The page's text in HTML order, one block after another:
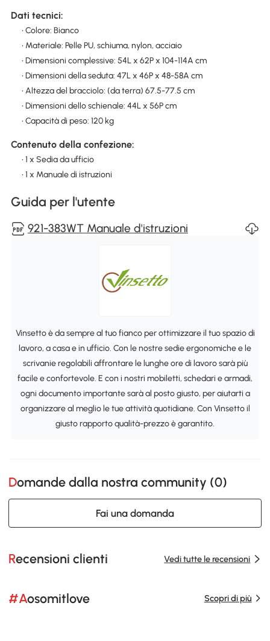
Dati tecnici:
• Colore: Bianco
• Materiale: Pelle PU, schiuma, nylon, acciaio
• Dimensioni complessive: 54L x 62P x 104-114A cm
• Dimensioni della seduta: 47L x 46P x 48-58A cm
• Altezza del bracciolo: (da terra) 67.5-77.5 cm
• Dimensioni dello schienale: 44L x 56P cm
• Capacità di peso: 120 kg
Contenuto della confezione:
• 1 x Sedia da ufficio
• 1 x Manuale di istruzioni
Guida per l'utente
921-383WT Manuale d'istruzioni
Vinsetto è da sempre al tuo fianco per ottimizzare il tuo spazio di
lavoro, a casa e in ufficio. Con le nostre sedie ergonomiche e le
scrivanie regolabili affrontare le lunghe ore di lavoro sarà più
facile e confortevole. E con i nostri mobiletti, schedari e armadi,
ogni documento importante sarà al posto giusto, per aiutarti a
organizzare al meglio le tue attività quotidiane. Con Vinsetto il
giusto rapporto qualità-prezzo è garantito.
Domande dalla nostra community (0)
Fai una domanda
Recensioni clienti Vedi tutte le recensioni
#Aosomitlove Scopri di più